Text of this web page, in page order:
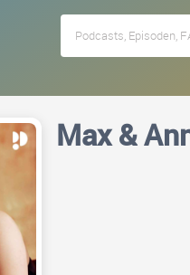
Max &